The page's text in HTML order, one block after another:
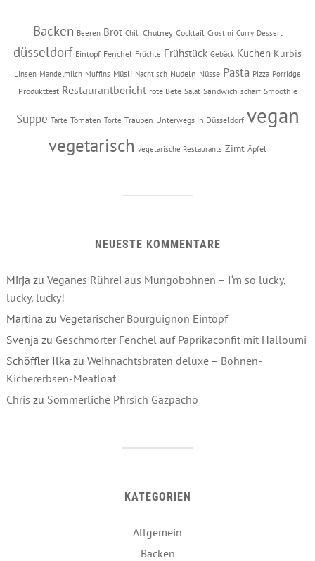
Backen Beeren Brot Chili Chutney Cocktail Crostini Curry Dessert
düsseldorf Eintopf Fenchel Früchte Frühstück Gebäck Kuchen Kürbis
Linsen Mandelmilch Muffins Müsli Nachtisch Nudeln Nüsse Pasta Pizza Porridge
Produkttest Restaurantbericht rote Bete Salat Sandwich scharf Smoothie
Suppe Tarte Tomaten Torte Trauben Unterwegs in Düsseldorf vegan
vegetarisch vegetarische Restaurants Zimt Äpfel
NEUESTE KOMMENTARE
Mirja zu Veganes Rührei aus Mungobohnen – I‘m so lucky,
lucky, lucky!
Martina zu Vegetarischer Bourguignon Eintopf
Svenja zu Geschmorter Fenchel auf Paprikaconfit mit Halloumi
Schöffler Ilka zu Weihnachtsbraten deluxe – Bohnen-
Kichererbsen-Meatloaf
Chris zu Sommerliche Pfirsich Gazpacho
KATEGORIEN
Allgemein
Backen